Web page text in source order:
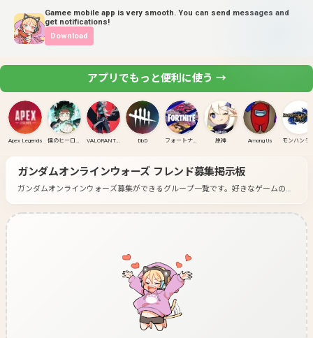
Gamee mobile app is very smooth. You can send messages and
get notifications!
Download
アプリでもっと便利に使う →
Apex Legends 僕のヒーローアカデミア ULTRA RUMBLE VALORANT(PC) DbD フォートナイト 原神 Among Us
ガンダムオンラインウォーズ フレンド募集掲示板
ガンダムオンラインウォーズ募集ができるグループ一覧です。 好きなゲームのグ